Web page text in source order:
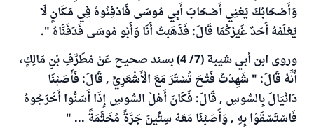
وَأَصْحَابُكَ يَعْنِي أَصْحَابَ أَبِي مُوسَى فَادْفِنُوهُ فِي مَكَانٍ لَا
يَعْلَمُهُ أَحَدٌ غَيْرُكُمَا قَالَ: فَذَهَبْتُ أَنَا وَأَبُو مُوسَى فَدَفَنَّاهُ ".
وروى ابن أبي شيبة (7/ 4) بسند صحيح عَنْ مُطَرِّفِ بْنِ مَالِكٍ،
أَنَّهُ قَالَ: " شَهِدْتُ فَتْحَ تُسْتَرَ مَعَ الْأَشْعَرِيِّ , قَالَ: فَأَصَبْنَا
دَانْيَالَ بِالسُّوسِ , قَالَ: فَكَانَ أَهْلُ السُّوسِ إِذَا أَسَنُّوا أَخْرَجُوهُ
فَاسْتَسْقَوْا بِهِ , وَأَصَبْنَا مَعَهُ سِتِّينَ جَرَّةً مُخَتَّمَةً ... "